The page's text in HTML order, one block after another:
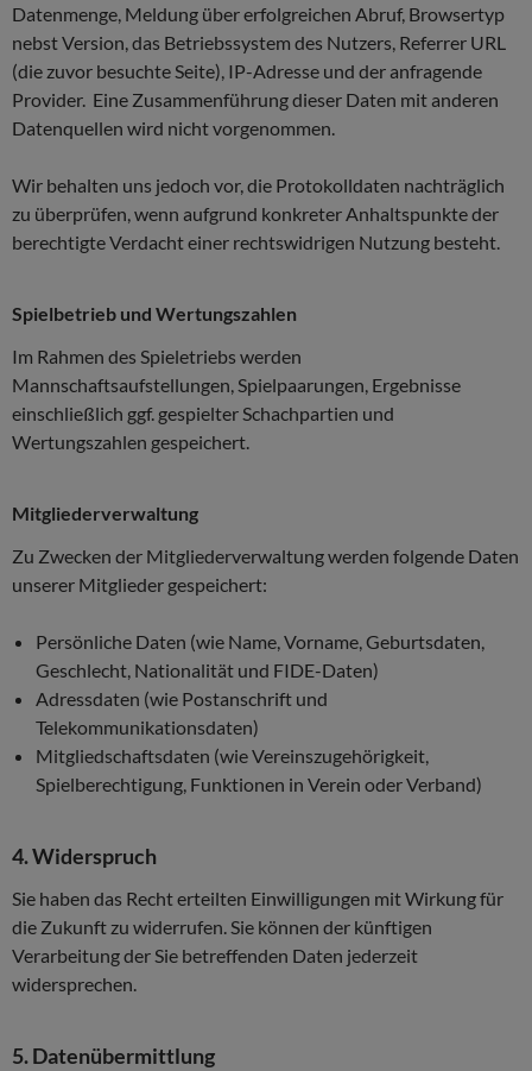
Datenmenge, Meldung über erfolgreichen Abruf, Browsertyp
nebst Version, das Betriebssystem des Nutzers, Referrer URL
(die zuvor besuchte Seite), IP-Adresse und der anfragende
Provider. Eine Zusammenführung dieser Daten mit anderen
Datenquellen wird nicht vorgenommen.
Wir behalten uns jedoch vor, die Protokolldaten nachträglich
zu überprüfen, wenn aufgrund konkreter Anhaltspunkte der
berechtigte Verdacht einer rechtswidrigen Nutzung besteht.
Spielbetrieb und Wertungszahlen
Im Rahmen des Spieletriebs werden
Mannschaftsaufstellungen, Spielpaarungen, Ergebnisse
einschließlich ggf. gespielter Schachpartien und
Wertungszahlen gespeichert.
Mitgliederverwaltung
Zu Zwecken der Mitgliederverwaltung werden folgende Daten
unserer Mitglieder gespeichert:
Persönliche Daten (wie Name, Vorname, Geburtsdaten,
Geschlecht, Nationalität und FIDE-Daten)
Adressdaten (wie Postanschrift und
Telekommunikationsdaten)
Mitgliedschaftsdaten (wie Vereinszugehörigkeit,
Spielberechtigung, Funktionen in Verein oder Verband)
4. Widerspruch
Sie haben das Recht erteilten Einwilligungen mit Wirkung für
die Zukunft zu widerrufen. Sie können der künftigen
Verarbeitung der Sie betreffenden Daten jederzeit
widersprechen.
5. Datenübermittlung